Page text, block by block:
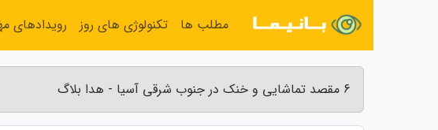
6 مقصد تماشایی و خنک در جنوب شرقی آسیا - هدا بلاگ
مطلب ها تکنولوژی های روز رویدادهای